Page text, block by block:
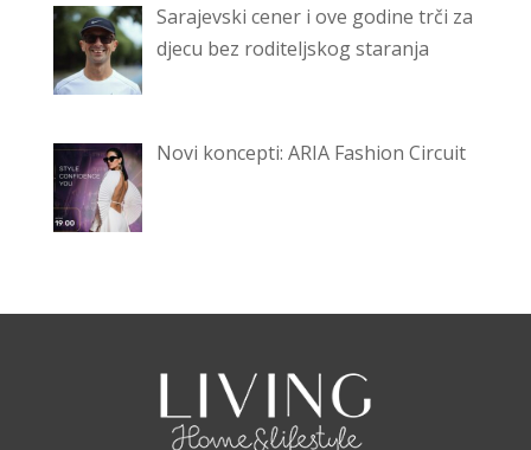
Sarajevski cener i ove godine trči za
djecu bez roditeljskog staranja
Novi koncepti: ARIA Fashion Circuit